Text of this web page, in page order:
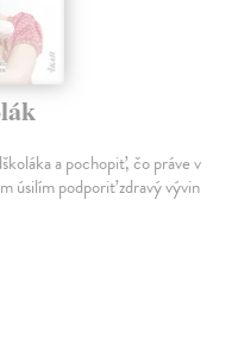
a pochopiť, čo práve v
úsilím podporiť zdravý vývin